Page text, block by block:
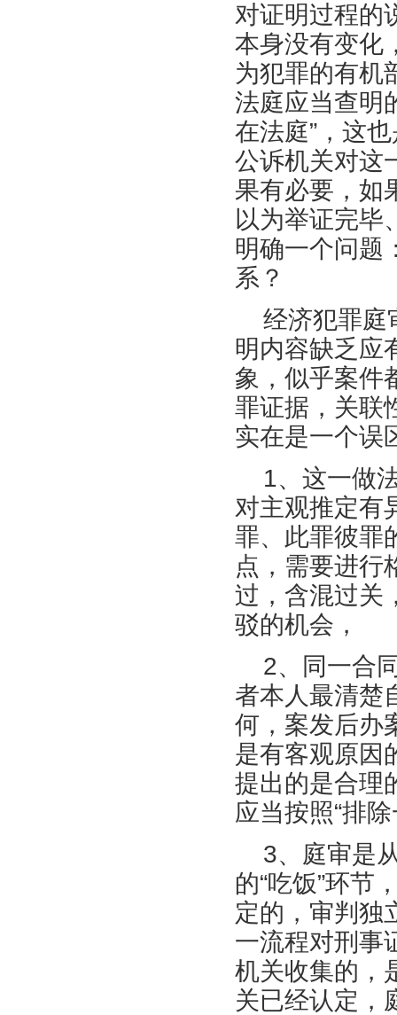
对证明过程的
本身没有变化
为犯罪的有机
法庭应当查明
在法庭”，这
公诉机关对这
果有必要，如
以为举证完毕
明确一个问题
系？
经济犯罪庭
明内容缺乏应
象，似乎案件
罪证据，关联
实在是一个误
1、这一做
对主观推定有
罪、此罪彼罪
点，需要进行
过，含混过关
驳的机会，
2、同一合
者本人最清楚
何，案发后办
是有客观原因
提出的是合理
应当按照“排
3、庭审是
的“吃饭”环节
定的，审判独
一流程对刑事
机关收集的，
关已经认定，